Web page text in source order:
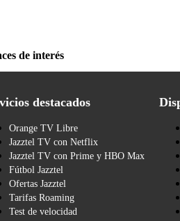
de interés
destacados
Orange TV Libre
Jazztel TV con Netflix
Jazztel TV con Prime y HBO Max
Fútbol Jazztel
Ofertas Jazztel
Tarifas Roaming
Test de velocidad